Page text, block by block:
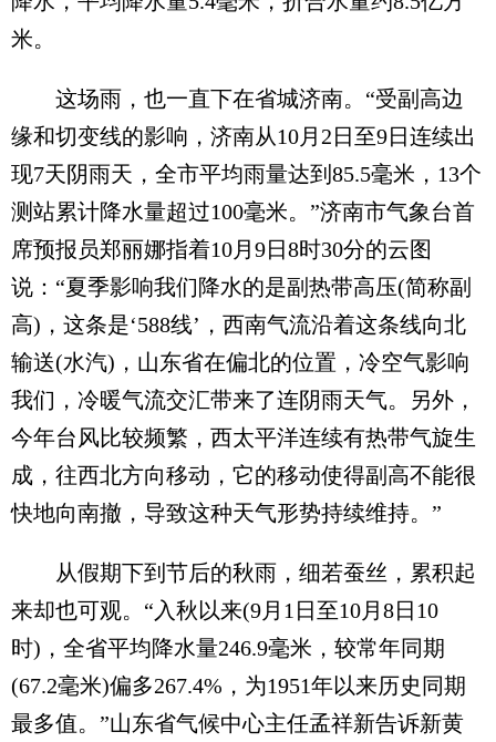
米。
这场雨，也一直下在省城济南。“受副高边
缘和切变线的影响，济南从10月2日至9日连续出
现7天阴雨天，全市平均雨量达到85.5毫米，13个
测站累计降水量超过100毫米。”济南市气象台首
席预报员郑丽娜指着10月9日8时30分的云图
说：“夏季影响我们降水的是副热带高压(简称副
高)，这条是‘588线’，西南气流沿着这条线向北
输送(水汽)，山东省在偏北的位置，冷空气影响
我们，冷暖气流交汇带来了连阴雨天气。另外，
今年台风比较频繁，西太平洋连续有热带气旋生
成，往西北方向移动，它的移动使得副高不能很
快地向南撤，导致这种天气形势持续维持。”
从假期下到节后的秋雨，细若蚕丝，累积起
来却也可观。“入秋以来(9月1日至10月8日10
时)，全省平均降水量246.9毫米，较常年同期
(67.2毫米)偏多267.4%，为1951年以来历史同期
最多值。”山东省气候中心主任孟祥新告诉新黄